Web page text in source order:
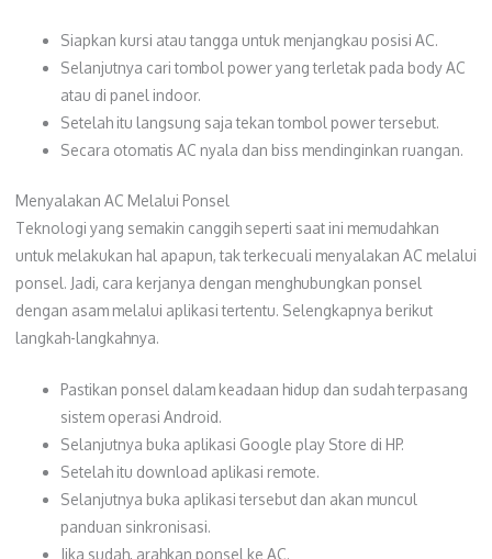
Siapkan kursi atau tangga untuk menjangkau posisi AC.
Selanjutnya cari tombol power yang terletak pada body AC
atau di panel indoor.
Setelah itu langsung saja tekan tombol power tersebut.
Secara otomatis AC nyala dan biss mendinginkan ruangan.
Menyalakan AC Melalui Ponsel
Teknologi yang semakin canggih seperti saat ini memudahkan
untuk melakukan hal apapun, tak terkecuali menyalakan AC melalui
ponsel. Jadi, cara kerjanya dengan menghubungkan ponsel
dengan asam melalui aplikasi tertentu. Selengkapnya berikut
langkah-langkahnya.
Pastikan ponsel dalam keadaan hidup dan sudah terpasang
sistem operasi Android.
Selanjutnya buka aplikasi Google play Store di HP.
Setelah itu download aplikasi remote.
Selanjutnya buka aplikasi tersebut dan akan muncul
panduan sinkronisasi.
Jika sudah, arahkan ponsel ke AC.